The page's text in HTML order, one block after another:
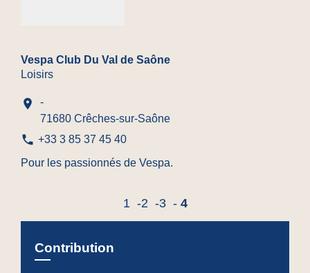
Vespa Club Du Val de Saône
Loisirs
location_on
-
71680 Crêches-sur-Saône
phone +33 3 85 37 45 40
Pour les passionnés de Vespa.
1 -2 -3 - 4
Contribution